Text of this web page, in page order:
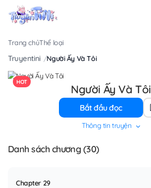
Trang chủThể loại
Truyentini Người Ấy Và Tôi
HOT
Người Ấy Và Tôi
Bắt đầu đọc
Thông tin truyện
Danh sách chương (30)
Chapter 29